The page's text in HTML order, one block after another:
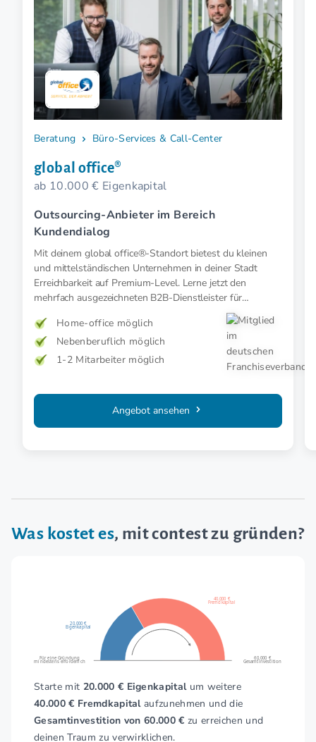
Beratung Büro-Services & Call-Center
global office®
ab 10.000 € Eigenkapital
Outsourcing-Anbieter im Bereich
Kundendialog
Mit deinem global office®-Standort bietest du kleinen
und mittelständischen Unternehmen in deiner Stadt
Erreichbarkeit auf Premium-Level. Lerne jetzt den
mehrfach ausgezeichneten B2B-Dienstleister für
Home-office möglich
Nebenberuflich möglich
1-2 Mitarbeiter möglich
Angebot ansehen
Was kostet es, mit contest zu gründen?
40.000 €
Fremdkapital
20.000 €
Eigenkapital
Für eine Gründung
mindestens erforderlich
60.000 €
Gesamtinvestition
Starte mit 20.000 € Eigenkapitalum weitere
40.000 € Fremdkapitalaufzunehmen und die
Gesamtinvestition von 60.000 € zu erreichen und
deinen Traum zu verwirklichen.